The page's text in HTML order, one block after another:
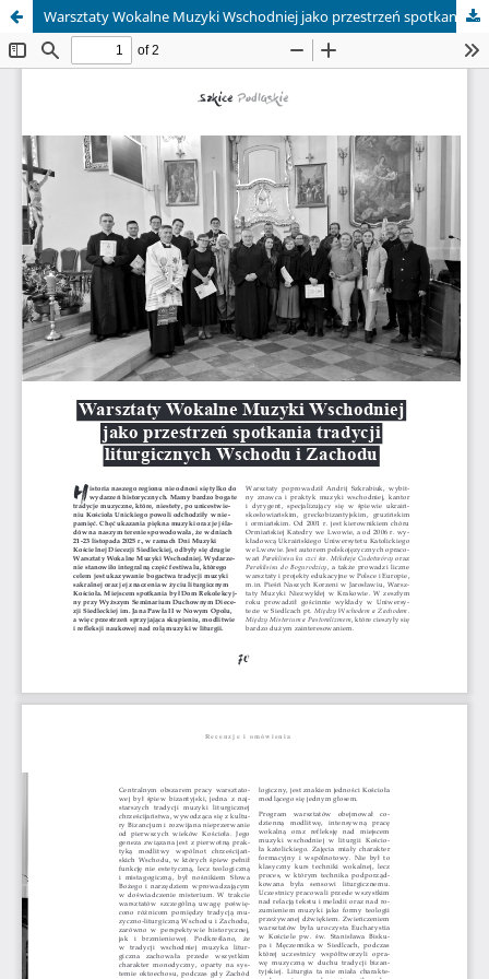
Warsztaty Wokalne Muzyki Wschodniej jako przestrzeń spotkania tradycji liturgicznych Wschodu i Zachodu